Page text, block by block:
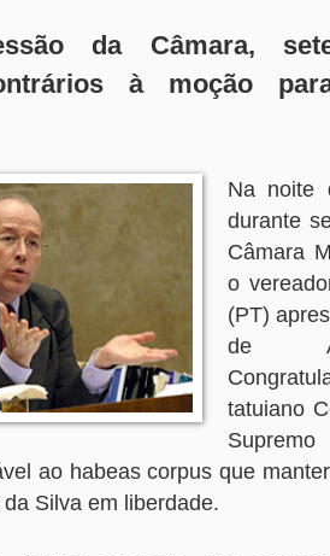
da Câmara,
à moção
Na noite
durante
Câmara
o
(PT)
de
tatuiano
Supremo
ao habeas corpus que
Silva em liberdade.